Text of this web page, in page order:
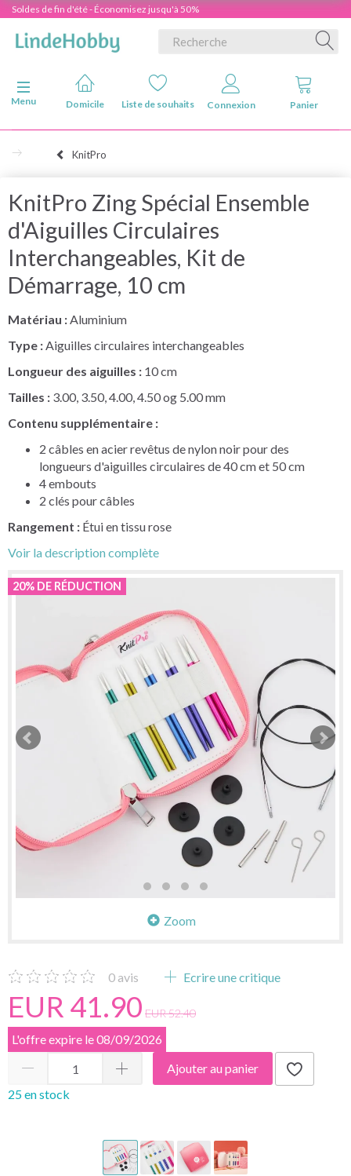
Soldes de fin d'été - Économisez jusqu'à 50%
Basculer la navigation
Menu
Domicile Liste de souhaits Connexion Panier
KnitPro
KnitPro Zing Spécial Ensemble
d'Aiguilles Circulaires
Interchangeables, Kit de
Démarrage, 10 cm
Matériau : Aluminium
Type : Aiguilles circulaires interchangeables
Longueur des aiguilles : 10 cm
Tailles : 3.00, 3.50, 4.00, 4.50 og 5.00 mm
Contenu supplémentaire :
2 câbles en acier revêtus de nylon noir pour des
longueurs d'aiguilles circulaires de 40 cm et 50 cm
4 embouts
2 clés pour câbles
Rangement : Étui en tissu rose
Voir la description complète
20% DE RÉDUCTION
Zoom
0 avis Ecrire une critique
EUR 41.90 EUR 52.40
L'offre expire le 08/09/2026
Ajouter au panier
25 en stock